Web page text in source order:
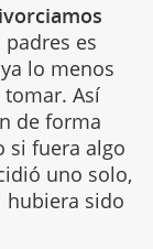
es
lo menos
Así
de forma
si fuera algo
uno solo,
hubiera sido